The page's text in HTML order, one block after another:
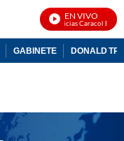
EN VIVO
Noticias Caracol En Vivo
GABINETE DONALD